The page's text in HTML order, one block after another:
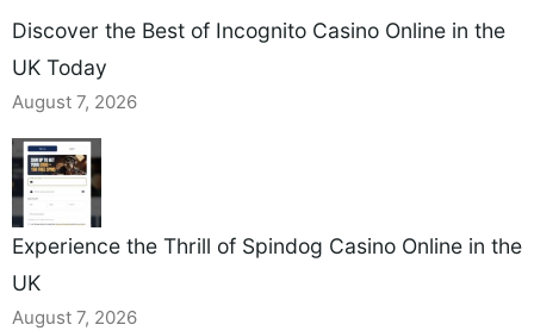
Discover the Best of Incognito Casino Online in the
UK Today
August 7, 2026
Experience the Thrill of Spindog Casino Online in the
UK
August 7, 2026